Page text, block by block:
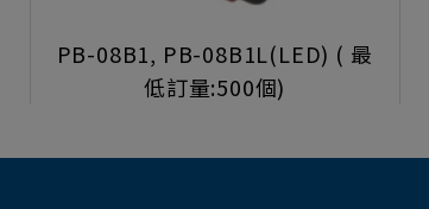
PB-08B1, PB-08B1L(LED) ( 最
低訂量:500個)